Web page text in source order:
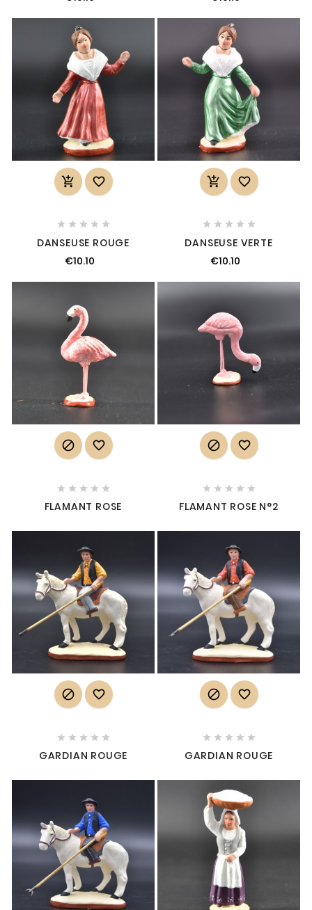
 
    
DANSEUSE ROUGE
€10.10
 
    
DANSEUSE VERTE
€10.10
 
    
FLAMANT ROSE
 
    
FLAMANT ROSE N°2
 
    
GARDIAN ROUGE
 
    
GARDIAN ROUGE